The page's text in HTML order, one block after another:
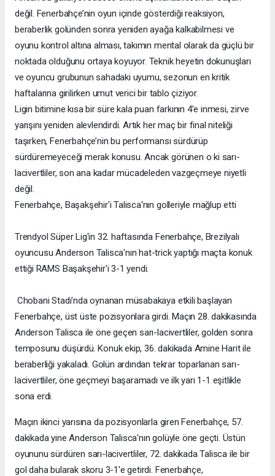
değil. Fenerbahçe’nin oyun içinde gösterdiği reaksiyon,
beraberlik golünden sonra yeniden ayağa kalkabilmesi ve
oyunu kontrol altına alması, takımın mental olarak da güçlü bir
noktada olduğunu ortaya koyuyor. Teknik heyetin dokunuşları
ve oyuncu grubunun sahadaki uyumu, sezonun en kritik
haftalarına girilirken umut verici bir tablo çiziyor.
Ligin bitimine kısa bir süre kala puan farkının 4’e inmesi, zirve
yarışını yeniden alevlendirdi. Artık her maç bir final niteliği
taşırken, Fenerbahçe’nin bu performansı sürdürüp
sürdüremeyeceği merak konusu. Ancak görünen o ki sarı-
lacivertliler, son ana kadar mücadeleden vazgeçmeye niyetli
değil.
Fenerbahçe, Başakşehir'i Talisca'nın golleriyle mağlup etti
Trendyol Süper Lig'in 32. haftasında Fenerbahçe, Brezilyalı
oyuncusu Anderson Talisca'nın hat-trick yaptığı maçta konuk
ettiği RAMS Başakşehir'i 3-1 yendi.
Chobani Stadı'nda oynanan müsabakaya etkili başlayan
Fenerbahçe, üst üste pozisyonlara girdi. Maçın 28. dakikasında
Anderson Talisca ile öne geçen sarı-lacivertliler, golden sonra
temposunu düşürdü. Konuk ekip, 36. dakikada Amine Harit ile
beraberliği yakaladı. Golün ardından tekrar toparlanan sarı-
lacivertliler, öne geçmeyi başaramadı ve ilk yarı 1-1 eşitlikle
sona erdi.
Maçın ikinci yarısına da pozisyonlarla giren Fenerbahçe, 57.
dakikada yine Anderson Talisca'nın golüyle öne geçti. Üstün
oyununu sürdüren sarı-lacivertliler, 72. dakikada Talisca ile bir
gol daha bularak skoru 3-1'e getirdi. Fenerbahçe,